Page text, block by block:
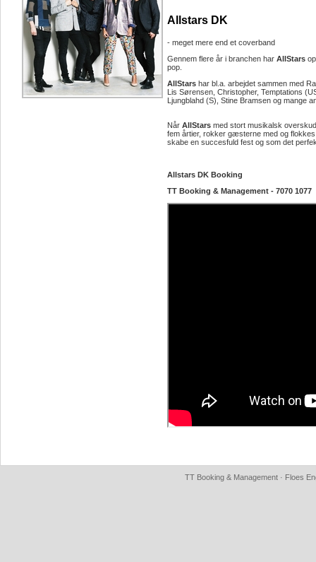
Allstars DK
- meget mere end et coverband
Gennem flere år i branchen har AllStars
pop.
AllStars har bl.a. arbejdet sammen med
Lis Sørensen, Christopher, Temptations
Ljungblahd (S), Stine Bramsen og mange
Når AllStars med stort musikalsk
fem årtier, rokker gæsterne med og
skabe en succesfuld fest og som det
Allstars DK Booking
TT Booking & Management - 7070 1077
TT Booking & Management · Floes